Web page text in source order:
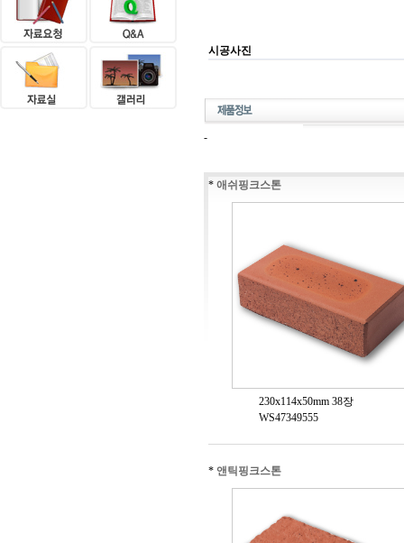
시공사진
-
* 애쉬핑크스톤
230x114x50mm 38장
WS47349555
* 앤틱핑크스톤